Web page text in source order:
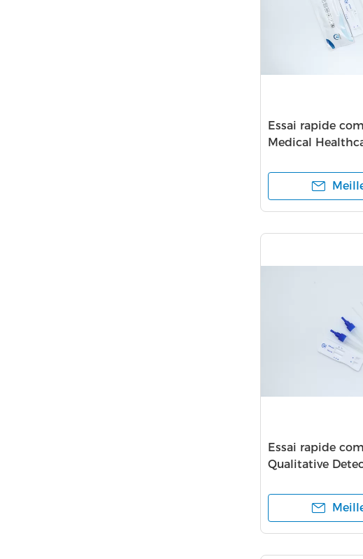
Essai rapide
Medical
Essai rapide
Qualitative